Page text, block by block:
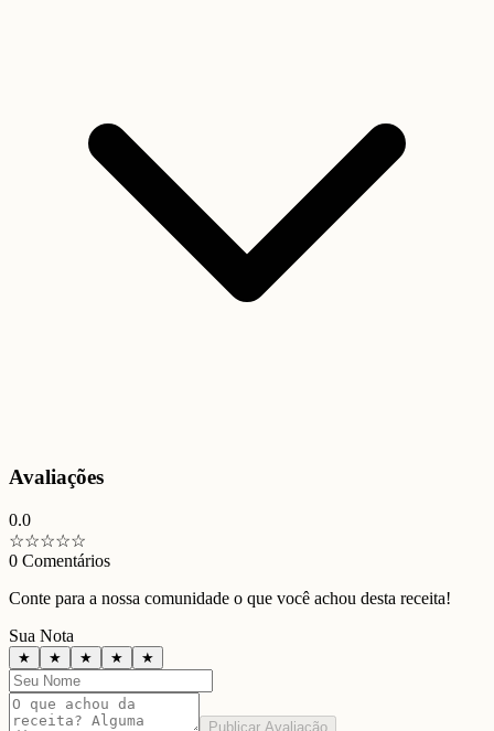
Avaliações
0.0
☆☆☆☆☆
0 Comentários
Conte para a nossa comunidade o que você achou desta receita!
Sua Nota
★ ★ ★ ★ ★
Publicar Avaliação